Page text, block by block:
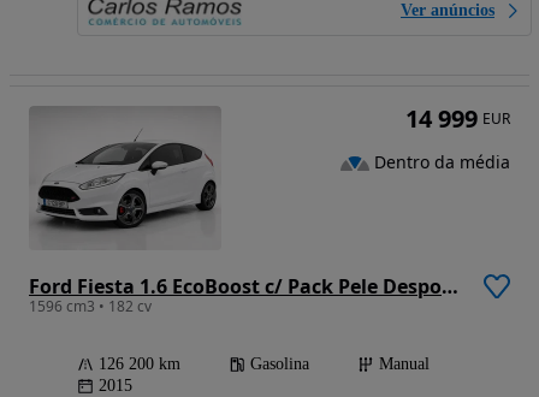
Ver anúncios
Ford Fiesta 1.6 EcoBoost c/ Pack Pele Desportiva ST
1596 cm3 • 182 cv
126 200 km Gasolina
Manual
2015
14 999 EUR
Dentro da média